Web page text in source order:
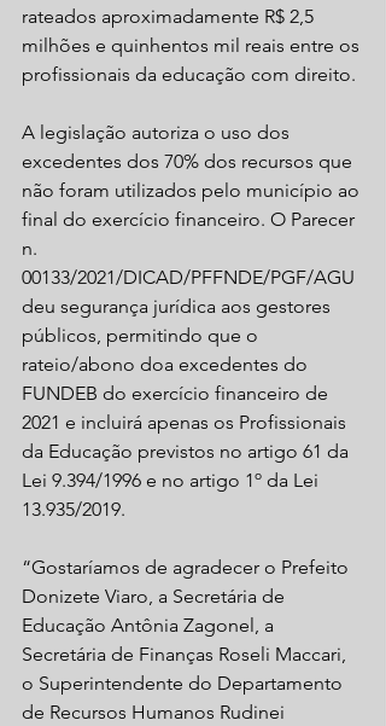
rateados aproximadamente R$ 2,5
milhões e quinhentos mil reais entre os
profissionais da educação com direito.
A legislação autoriza o uso dos
excedentes dos 70% dos recursos que
não foram utilizados pelo município ao
final do exercício financeiro. O Parecer
n.
00133/2021/DICAD/PFFNDE/PGF/AGU
deu segurança jurídica aos gestores
públicos, permitindo que o
rateio/abono doa excedentes do
FUNDEB do exercício financeiro de
2021 e incluirá apenas os Profissionais
da Educação previstos no artigo 61 da
Lei 9.394/1996 e no artigo 1º da Lei
13.935/2019.
“Gostaríamos de agradecer o Prefeito
Donizete Viaro, a Secretária de
Educação Antônia Zagonel, a
Secretária de Finanças Roseli Maccari,
o Superintendente do Departamento
de Recursos Humanos Rudinei